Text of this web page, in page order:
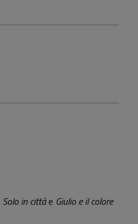
Solo in cittàe Giulio e il colore